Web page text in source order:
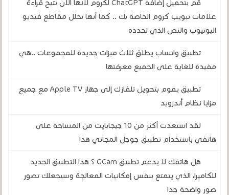
قم بتحميل إضافة ChatGPT لكروم لأنها الآن تتيح قراءة
علامات تبويب كروم الخاصة بك .. كما أنها تحلل مقاطع فيديو
اليوتيوب والنص الذي تحدده
تطبيق واتساب يطلق ثلاث ميزات جديدة للمجموعات ..هي
مفيدة للغاية على الجميع معرفتها
تطبيق يقوم بتحويل تلفازك إلى جهاز Apple TV مع جميع
مزايا نظام أندرويد
لقد استعدت أكثر من 10 جيجابايت من المساحة على
هاتفي باستخدام تطبيق جوجل المجاني هذا
هل هاتفك لا يدعم تطبيق GCam ؟ هذا التطبيق الجديد
للكاميرا، الذي يتمتع بنفس إمكانيات المعالجة وسيجعلك تصور
صور واضحة جدا